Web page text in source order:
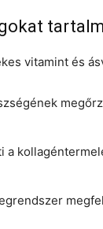
vitamint és